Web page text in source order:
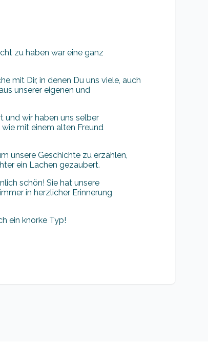
zu haben war eine ganz
mit Dir, in denen Du uns viele, auch
unserer eigenen und
und wir haben uns selber
mit einem alten Freund
unsere Geschichte zu erzählen,
ein Lachen gezaubert.
schön! Sie hat unsere
in herzlicher Erinnerung
ein knorke Typ!